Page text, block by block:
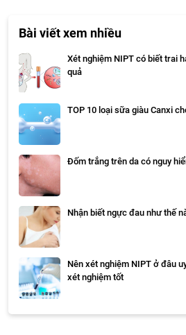
Bài viết xem nhiều
Xét nghiệm NIPT có biết trai
quả
TOP 10 loại sữa giàu Canxi
Đốm trắng trên da có nguy
Nhận biết ngực đau như thế
Nên xét nghiệm NIPT ở đâu
xét nghiệm tốt